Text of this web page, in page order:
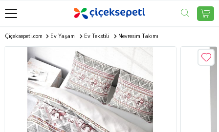
Çiçeksepeti.com Ev Yaşam Ev Tekstili Nevresim Takımı